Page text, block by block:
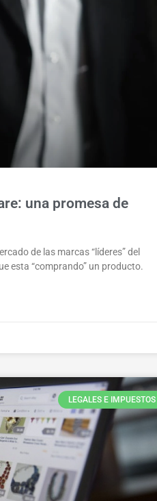
una promesa de
de las marcas “líderes” del
esta “comprando” un producto.
LEGALES E IMPUESTOS